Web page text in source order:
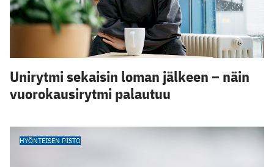
Unirytmi sekaisin loman jälkeen – näin
vuorokausirytmi palautuu
HYÖNTEISEN PISTO